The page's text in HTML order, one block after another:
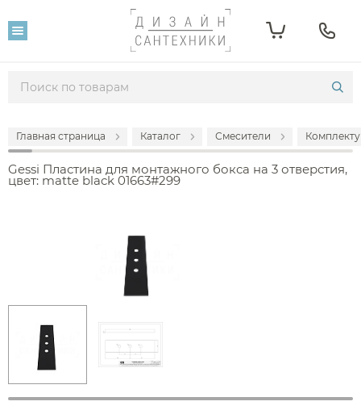
Главная страница Каталог Смесители
Gessi Пластина для монтажного бокса на 3 отверстия,
цвет: matte black 01663#299